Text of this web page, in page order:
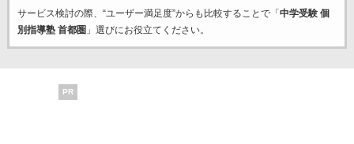
サービス検討の際、“ユーザー満足度”からも比較することで「 中学受験 個
別指導塾 首都圏 」選びにお役立てください。
PR